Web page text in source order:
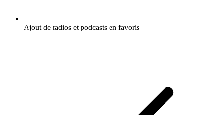
Ajout de radios et podcasts en favoris